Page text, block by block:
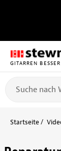
GITARREN
Startseite